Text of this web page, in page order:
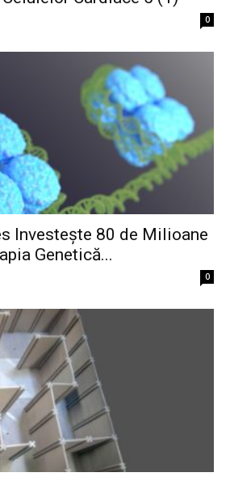
0
Investește 80 de Milioane
Genetică...
0